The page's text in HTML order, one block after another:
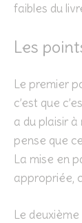
faibles du
Les
Le premier
c’est que
a du plaisir
pense que
La mise en
appropriée,
Le